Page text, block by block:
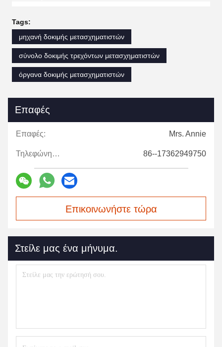
Tags:
μηχανή δοκιμής μετασχηματιστών
σύνολο δοκιμής τρεχόντων μετασχηματιστών
όργανα δοκιμής μετασχηματιστών
Επαφές
Επαφές: Mrs. Annie
Τηλεφώνημα: 86--17362949750
Επικοινωνήστε τώρα
Στείλε μας ένα μήνυμα.